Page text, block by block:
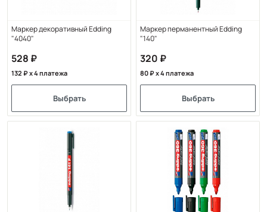
Маркер декоративный Edding
"4040"
528
132 x 4 платежа
Выбрать
Маркер перманентный Edding
"140"
320
80 x 4 платежа
Выбрать